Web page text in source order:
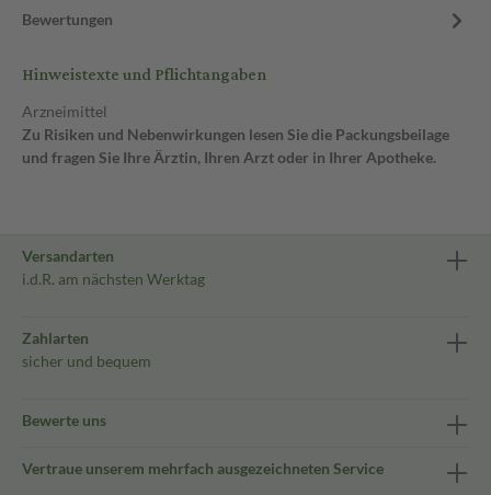
Bewertungen
Hinweistexte und Pflichtangaben
Arzneimittel
Zu Risiken und Nebenwirkungen lesen Sie die Packungsbeilage
und fragen Sie Ihre Ärztin, Ihren Arzt oder in Ihrer Apotheke.
Versandarten
i.d.R. am nächsten Werktag
Zahlarten
sicher und bequem
Bewerte uns
Vertraue unserem mehrfach ausgezeichneten Service